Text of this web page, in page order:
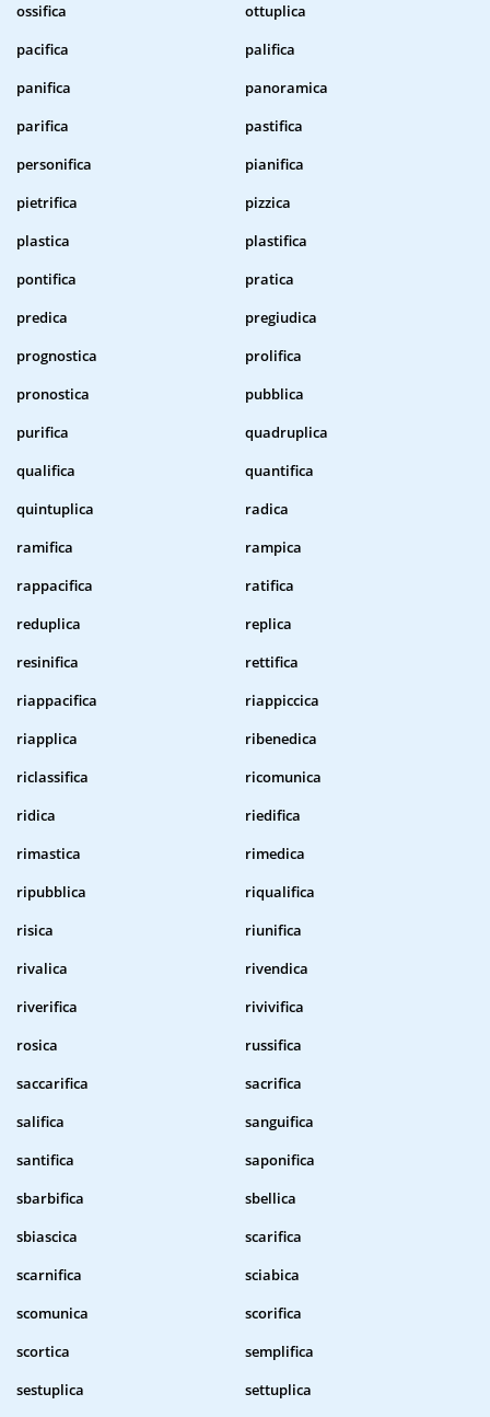
ossifica
ottuplica
pacifica
palifica
panifica
panoramica
parifica
pastifica
personifica
pianifica
pietrifica
pizzica
plastica
plastifica
pontifica
pratica
predica
pregiudica
prognostica
prolifica
pronostica
pubblica
purifica
quadruplica
qualifica
quantifica
quintuplica
radica
ramifica
rampica
rappacifica
ratifica
reduplica
replica
resinifica
rettifica
riappacifica
riappiccica
riapplica
ribenedica
riclassifica
ricomunica
ridica
riedifica
rimastica
rimedica
ripubblica
riqualifica
risica
riunifica
rivalica
rivendica
riverifica
rivivifica
rosica
russifica
saccarifica
sacrifica
salifica
sanguifica
santifica
saponifica
sbarbifica
sbellica
sbiascica
scarifica
scarnifica
sciabica
scomunica
scorifica
scortica
semplifica
sestuplica
settuplica